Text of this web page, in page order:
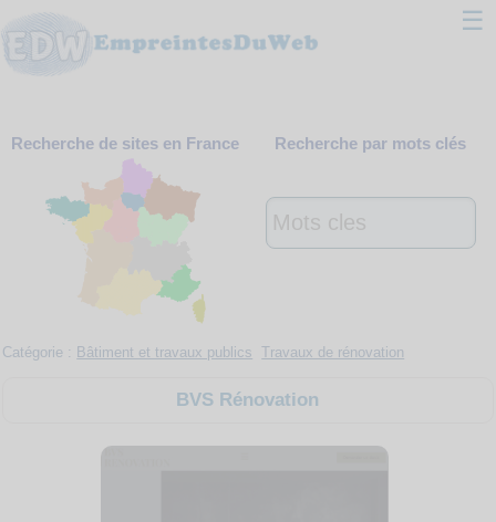
☰
Webmaster
Contact
Support
Recherche de sites en France Recherche par mots clés
Catégorie : Bâtiment et travaux publics Travaux de rénovation
BVS Rénovation